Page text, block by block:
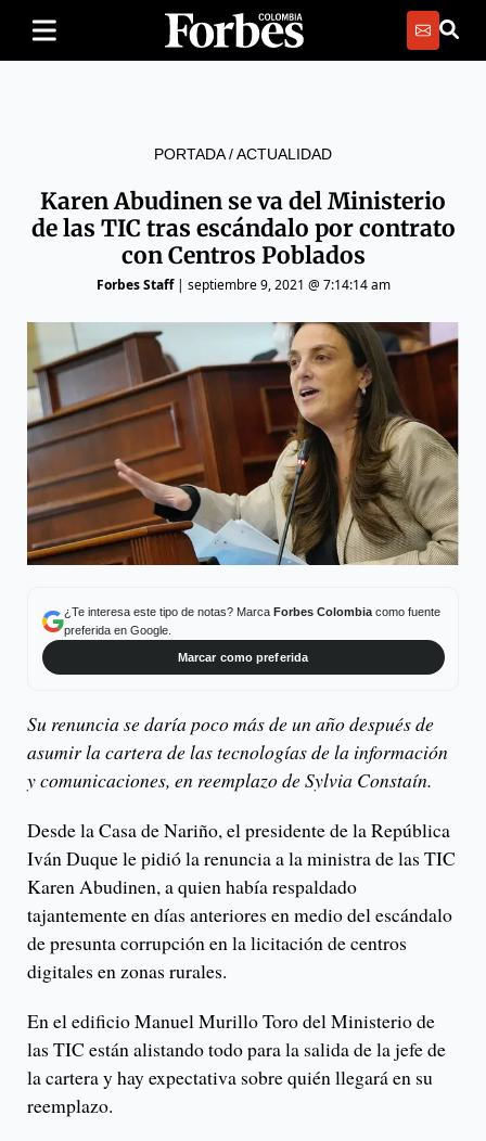
PORTADA/ACTUALIDAD
Karen Abudinen se va del Ministerio
de las TIC tras escándalo por contrato
con Centros Poblados
Forbes Staff| septiembre 9, 2021 @ 7:14:14 am
¿Te interesa este tipo de notas? Marca Forbes Colombiacomo fuente
preferida en Google.
Marcar como preferida
Su renuncia se daría poco más de un año después de
asumir la cartera de las tecnologías de la información
y comunicaciones, en reemplazo de Sylvia Constaín.
Desde la Casa de Nariño, el presidente de la República
Iván Duque le pidió la renuncia a la ministra de las TIC
Karen Abudinen, a quien había respaldado
tajantemente en días anteriores en medio del escándalo
de presunta corrupción en la licitación de centros
digitales en zonas rurales.
En el edificio Manuel Murillo Toro del Ministerio de
las TIC están alistando todo para la salida de la jefe de
la cartera y hay expectativa sobre quién llegará en su
reemplazo.